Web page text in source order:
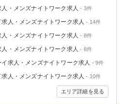
・メンズナイトワーク求人 - 3件
人・メンズナイトワーク求人 - 14件
・メンズナイトワーク求人 - 8件
・メンズナイトワーク求人 - 6件
求人・メンズナイトワーク求人 - 9件
人・メンズナイトワーク求人 - 10件
エリア詳細を見る
下総中山
松戸